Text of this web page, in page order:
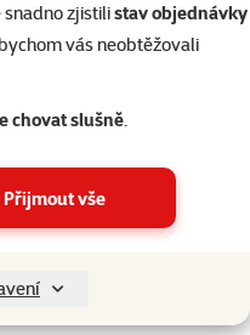
snadno zjistilistav objednávky
vás neobtěžovali
chovat slušně.
Přijmout vše
Ne